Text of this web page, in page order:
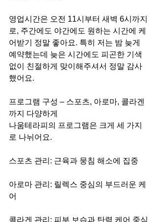
영업시간은 오전 11시부터 새벽 6시까지
로, 주간에도 야간에도 원하는 시간에 케
어받기 정말 좋아요. 특히 저는 밤 늦게
예약했는데 늦은 시간에도 피곤한 기색
없이 친절하게 맞이해주셔서 정말 감사
했어요.
프로그램 구성 – 스포츠, 아로마, 콜라겐
까지 다양하게
나움테라피의 프로그램은 크게 세 가지
로 나뉘어요.
스포츠 관리: 근육과 뭉침 해소에 집중
아로마 관리: 릴렉스 중심의 부드러운 케
어
콜라겐 관리: 피부 보습과 탄력 케어 중심